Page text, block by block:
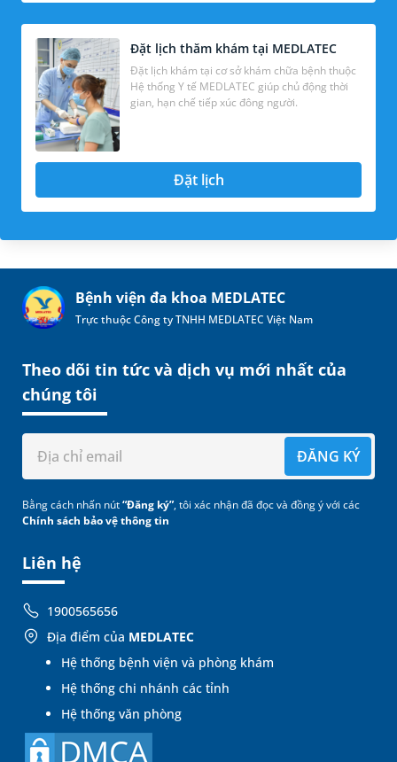
Đặt lịch thăm khám tại MEDLATEC
Đặt lịch khám tại cơ sở khám chữa bệnh thuộc
Hệ thống Y tế MEDLATEC giúp chủ động thời
gian, hạn chế tiếp xúc đông người.
Đặt lịch
Bệnh viện đa khoa MEDLATEC
Trực thuộc Công ty TNHH MEDLATEC Việt Nam
Liên hệ
1900565656
Địa điểm của MEDLATEC
Hệ thống bệnh viện và phòng khám
Hệ thống chi nhánh các tỉnh
Hệ thống văn phòng
Theo dõi tin tức và dịch vụ mới nhất của
chúng tôi
ĐĂNG KÝ
Bằng cách nhấn nút“Đăng ký”, tôi xác nhận đã đọc và đồng ý với các
Chính sách bảo vệ thông tin